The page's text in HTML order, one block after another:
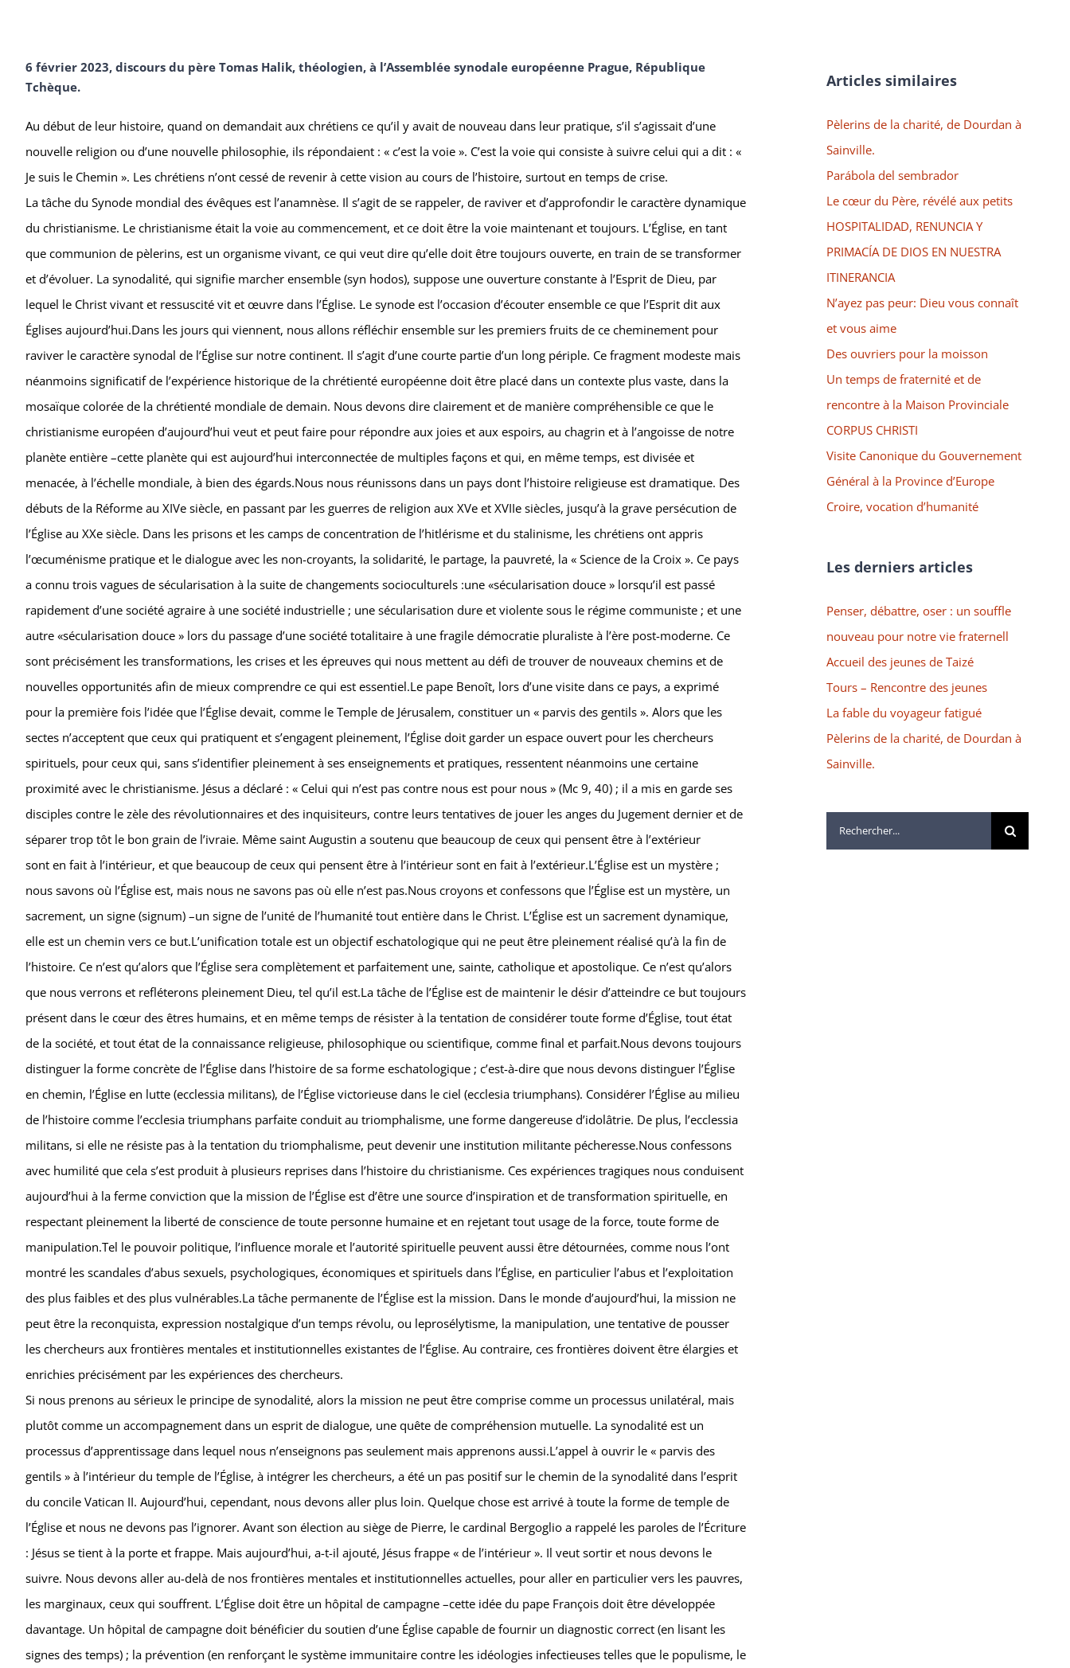
6 février 2023, discours du père Tomas Halik, théologien, à l’Assemblée synodale européenne Prague, République
Tchèque.
Au début de leur histoire, quand on demandait aux chrétiens ce qu’il y avait de nouveau dans leur pratique, s’il s’agissait d’une
nouvelle religion ou d’une nouvelle philosophie, ils répondaient : « c’est la voie ». C’est la voie qui consiste à suivre celui qui a dit : «
Je suis le Chemin ». Les chrétiens n’ont cessé de revenir à cette vision au cours de l’histoire, surtout en temps de crise.
La tâche du Synode mondial des évêques est l’anamnèse. Il s’agit de se rappeler, de raviver et d’approfondir le caractère dynamique
du christianisme. Le christianisme était la voie au commencement, et ce doit être la voie maintenant et toujours. L’Église, en tant
que communion de pèlerins, est un organisme vivant, ce qui veut dire qu’elle doit être toujours ouverte, en train de se transformer
et d’évoluer. La synodalité, qui signifie marcher ensemble (syn hodos), suppose une ouverture constante à l’Esprit de Dieu, par
lequel le Christ vivant et ressuscité vit et œuvre dans l’Église. Le synode est l’occasion d’écouter ensemble ce que l’Esprit dit aux
Églises aujourd’hui.Dans les jours qui viennent, nous allons réfléchir ensemble sur les premiers fruits de ce cheminement pour
raviver le caractère synodal de l’Église sur notre continent. Il s’agit d’une courte partie d’un long périple. Ce fragment modeste mais
néanmoins significatif de l’expérience historique de la chrétienté européenne doit être placé dans un contexte plus vaste, dans la
mosaïque colorée de la chrétienté mondiale de demain. Nous devons dire clairement et de manière compréhensible ce que le
christianisme européen d’aujourd’hui veut et peut faire pour répondre aux joies et aux espoirs, au chagrin et à l’angoisse de notre
planète entière –cette planète qui est aujourd’hui interconnectée de multiples façons et qui, en même temps, est divisée et
menacée, à l’échelle mondiale, à bien des égards.Nous nous réunissons dans un pays dont l’histoire religieuse est dramatique. Des
débuts de la Réforme au XIVe siècle, en passant par les guerres de religion aux XVe et XVIIe siècles, jusqu’à la grave persécution de
l’Église au XXe siècle. Dans les prisons et les camps de concentration de l’hitlérisme et du stalinisme, les chrétiens ont appris
l’œcuménisme pratique et le dialogue avec les non-croyants, la solidarité, le partage, la pauvreté, la « Science de la Croix ». Ce pays
a connu trois vagues de sécularisation à la suite de changements socioculturels :une «sécularisation douce » lorsqu’il est passé
rapidement d’une société agraire à une société industrielle ; une sécularisation dure et violente sous le régime communiste ; et une
autre «sécularisation douce » lors du passage d’une société totalitaire à une fragile démocratie pluraliste à l’ère post-moderne. Ce
sont précisément les transformations, les crises et les épreuves qui nous mettent au défi de trouver de nouveaux chemins et de
nouvelles opportunités afin de mieux comprendre ce qui est essentiel.Le pape Benoît, lors d’une visite dans ce pays, a exprimé
pour la première fois l’idée que l’Église devait, comme le Temple de Jérusalem, constituer un « parvis des gentils ». Alors que les
sectes n’acceptent que ceux qui pratiquent et s’engagent pleinement, l’Église doit garder un espace ouvert pour les chercheurs
spirituels, pour ceux qui, sans s’identifier pleinement à ses enseignements et pratiques, ressentent néanmoins une certaine
proximité avec le christianisme. Jésus a déclaré : « Celui qui n’est pas contre nous est pour nous » (Mc 9, 40) ; il a mis en garde ses
disciples contre le zèle des révolutionnaires et des inquisiteurs, contre leurs tentatives de jouer les anges du Jugement dernier et de
séparer trop tôt le bon grain de l’ivraie. Même saint Augustin a soutenu que beaucoup de ceux qui pensent être à l’extérieur
sont en fait à l’intérieur, et que beaucoup de ceux qui pensent être à l’intérieur sont en fait à l’extérieur.L’Église est un mystère ;
nous savons où l’Église est, mais nous ne savons pas où elle n’est pas.Nous croyons et confessons que l’Église est un mystère, un
sacrement, un signe (signum) –un signe de l’unité de l’humanité tout entière dans le Christ. L’Église est un sacrement dynamique,
elle est un chemin vers ce but.L’unification totale est un objectif eschatologique qui ne peut être pleinement réalisé qu’à la fin de
l’histoire. Ce n’est qu’alors que l’Église sera complètement et parfaitement une, sainte, catholique et apostolique. Ce n’est qu’alors
que nous verrons et refléterons pleinement Dieu, tel qu’il est.La tâche de l’Église est de maintenir le désir d’atteindre ce but toujours
présent dans le cœur des êtres humains, et en même temps de résister à la tentation de considérer toute forme d’Église, tout état
de la société, et tout état de la connaissance religieuse, philosophique ou scientifique, comme final et parfait.Nous devons toujours
distinguer la forme concrète de l’Église dans l’histoire de sa forme eschatologique ; c’est-à-dire que nous devons distinguer l’Église
en chemin, l’Église en lutte (ecclessia militans), de l’Église victorieuse dans le ciel (ecclesia triumphans). Considérer l’Église au milieu
de l’histoire comme l’ecclesia triumphans parfaite conduit au triomphalisme, une forme dangereuse d’idolâtrie. De plus, l’ecclessia
militans, si elle ne résiste pas à la tentation du triomphalisme, peut devenir une institution militante pécheresse.Nous confessons
avec humilité que cela s’est produit à plusieurs reprises dans l’histoire du christianisme. Ces expériences tragiques nous conduisent
aujourd’hui à la ferme conviction que la mission de l’Église est d’être une source d’inspiration et de transformation spirituelle, en
respectant pleinement la liberté de conscience de toute personne humaine et en rejetant tout usage de la force, toute forme de
manipulation.Tel le pouvoir politique, l’influence morale et l’autorité spirituelle peuvent aussi être détournées, comme nous l’ont
montré les scandales d’abus sexuels, psychologiques, économiques et spirituels dans l’Église, en particulier l’abus et l’exploitation
des plus faibles et des plus vulnérables.La tâche permanente de l’Église est la mission. Dans le monde d’aujourd’hui, la mission ne
peut être la reconquista, expression nostalgique d’un temps révolu, ou leprosélytisme, la manipulation, une tentative de pousser
les chercheurs aux frontières mentales et institutionnelles existantes de l’Église. Au contraire, ces frontières doivent être élargies et
enrichies précisément par les expériences des chercheurs.
Si nous prenons au sérieux le principe de synodalité, alors la mission ne peut être comprise comme un processus unilatéral, mais
plutôt comme un accompagnement dans un esprit de dialogue, une quête de compréhension mutuelle. La synodalité est un
processus d’apprentissage dans lequel nous n’enseignons pas seulement mais apprenons aussi.L’appel à ouvrir le « parvis des
gentils » à l’intérieur du temple de l’Église, à intégrer les chercheurs, a été un pas positif sur le chemin de la synodalité dans l’esprit
du concile Vatican II. Aujourd’hui, cependant, nous devons aller plus loin. Quelque chose est arrivé à toute la forme de temple de
l’Église et nous ne devons pas l’ignorer. Avant son élection au siège de Pierre, le cardinal Bergoglio a rappelé les paroles de l’Écriture
: Jésus se tient à la porte et frappe. Mais aujourd’hui, a-t-il ajouté, Jésus frappe « de l’intérieur ». Il veut sortir et nous devons le
suivre. Nous devons aller au-delà de nos frontières mentales et institutionnelles actuelles, pour aller en particulier vers les pauvres,
les marginaux, ceux qui souffrent. L’Église doit être un hôpital de campagne –cette idée du pape François doit être développée
davantage. Un hôpital de campagne doit bénéficier du soutien d’une Église capable de fournir un diagnostic correct (en lisant les
signes des temps) ; la prévention (en renforçant le système immunitaire contre les idéologies infectieuses telles que le populisme, le
Articles similaires
Pèlerins de la charité, de Dourdan à
Sainville.
Parábola del sembrador
Le cœur du Père, révélé aux petits
HOSPITALIDAD, RENUNCIA Y
PRIMACÍA DE DIOS EN NUESTRA
ITINERANCIA
N’ayez pas peur: Dieu vous connaît
et vous aime
Des ouvriers pour la moisson
Un temps de fraternité et de
rencontre à la Maison Provinciale
CORPUS CHRISTI
Visite Canonique du Gouvernement
Général à la Province d’Europe
Croire, vocation d’humanité
Les derniers articles
Penser, débattre, oser : un souffle
nouveau pour notre vie fraternell
Accueil des jeunes de Taizé
Tours – Rencontre des jeunes
La fable du voyageur fatigué
Pèlerins de la charité, de Dourdan à
Sainville.
Rechercher: